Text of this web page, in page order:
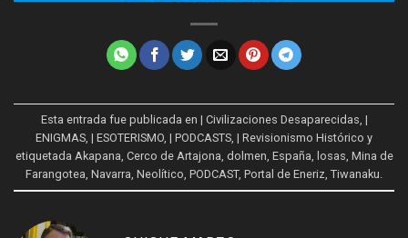
Esta entrada fue publicada en | Civilizaciones Desaparecidas |
ENIGMAS | ESOTERISMO | PODCASTS | Revisionismo Histórico y
etiquetada Akapana Cerco de Artajona dolmen España losas Mina de
Farangotea Navarra Neolítico PODCAST, Portal de Eneriz Tiwanaku